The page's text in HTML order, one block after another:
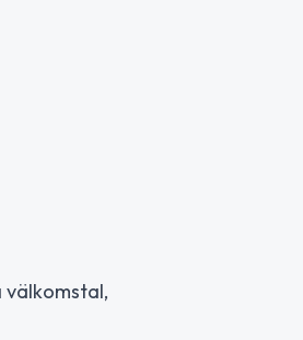
välkomstal,